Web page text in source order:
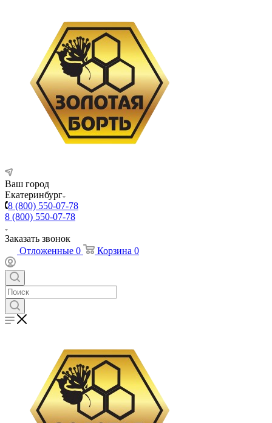
Ваш город
Екатеринбург
8 (800) 550-07-78
8 (800) 550-07-78
Заказать звонок
Отложенные 0 Корзина 0